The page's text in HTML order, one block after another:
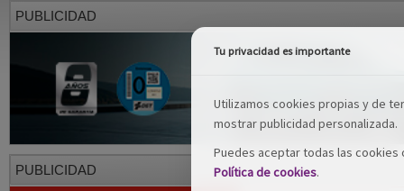
PUBLICIDAD
PUBLICIDAD
Tu privacidad es importante
Utilizamos cookies propias y de
mostrar publicidad personalizada.
Puedes aceptar todas las
Política de cookies.